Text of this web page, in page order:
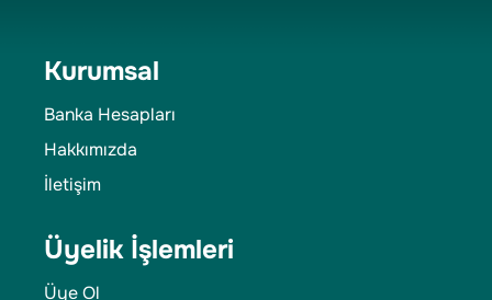
Kurumsal
Banka Hesapları
Hakkımızda
İletişim
Üyelik İşlemleri
Üye Ol